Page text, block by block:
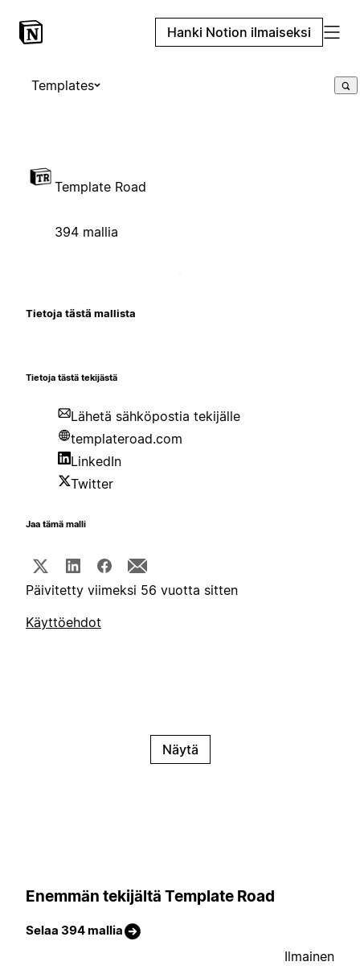
Hanki Notion ilmaiseksi
Templates
Template Road
394 mallia
Tietoja tästä mallista
Tietoja tästä tekijästä
Lähetä sähköpostia tekijälle
templateroad.com
LinkedIn
Twitter
Jaa tämä malli
Päivitetty viimeksi 56 vuotta sitten
Käyttöehdot
Näytä
Enemmän tekijältä Template Road
Selaa 394 mallia
Ilmainen